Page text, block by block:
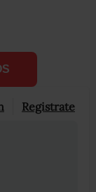
Registrate